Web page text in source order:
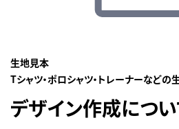
生地見本
Tシャツ・ポロシャツ・トレーナーなど
デザイン作成につ